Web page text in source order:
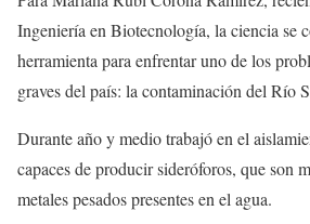
Ingeniería en Biotecnología, la ciencia se
herramienta para enfrentar uno de los
graves del país: la contaminación del Río
Durante año y medio trabajó en el
capaces de producir sideróforos, que son
metales pesados presentes en el agua.